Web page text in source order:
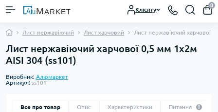
Клієнту
0
Лист нержавіючий Лист харчовий Лист нержавіючий харчової
Лист нержавіючий харчової 0,5 мм 1х2м
AISI 304 (ss101)
Виробник: Алюмаркет
Артикул: ss101
Все про товар Опис Характеристики Питання 0